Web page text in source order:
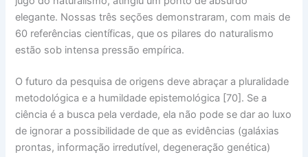
elegante. Nossas três seções demonstraram, com mais de
60 referências científicas, que os pilares do naturalismo
estão sob intensa pressão empírica.
O futuro da pesquisa de origens deve abraçar a pluralidade
metodológica e a humildade epistemológica [70]. Se a
ciência é a busca pela verdade, ela não pode se dar ao luxo
de ignorar a possibilidade de que as evidências (galáxias
prontas, informação irredutível, degeneração genética)